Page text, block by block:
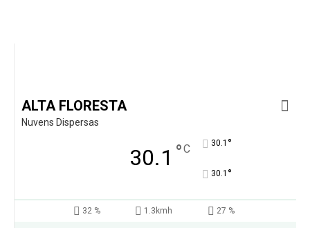
ALTA FLORESTA
Nuvens Dispersas
30.1 °C 30.1 °
30.1 °
32 % 1.3kmh 27 %